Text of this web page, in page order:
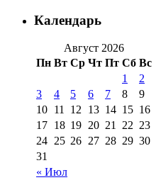
Календарь
Август 2026
Пн Вт Ср Чт Пт Сб Вс
« Июл
1
2
3
4 5 6 7 8
9
10 11 12 13 14 15 16
17 18 19 20 21 22 23
24 25 26 27 28 29 30
31